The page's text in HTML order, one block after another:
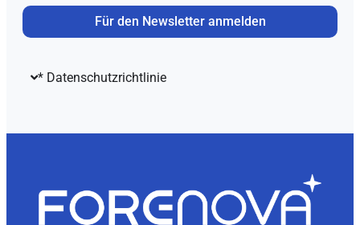
Für den Newsletter anmelden
* Datenschutzrichtlinie